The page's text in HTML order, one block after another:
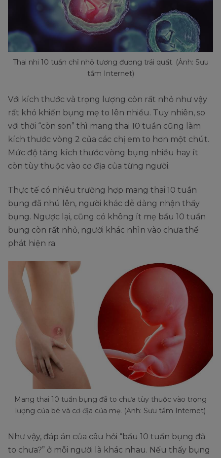
Thai nhi 10 tuần chỉ nhỏ tương đương trái quất. (Ảnh: Sưu
tầm Internet)
Với kích thước và trọng lượng còn rất nhỏ như vậy
rất khó khiến bụng mẹ to lên nhiều. Tuy nhiên, so
với thời “còn son” thì mang thai 10 tuần cũng làm
kích thước vòng 2 của các chị em to hơn một chút.
Mức độ tăng kích thước vòng bụng nhiều hay ít
còn tùy thuộc vào cơ địa của từng người.
Thực tế có nhiều trường hợp mang thai 10 tuần
bụng đã nhú lên, người khác dễ dàng nhận thấy
bụng. Ngược lại, cũng có không ít mẹ bầu 10 tuần
bụng còn rất nhỏ, người khác nhìn vào chưa thể
phát hiện ra.
Mang thai 10 tuần bụng đã to chưa tùy thuộc vào trọng
lượng của bé và cơ địa của mẹ. (Ảnh: Sưu tầm Internet)
Như vậy, đáp án của câu hỏi “bầu 10 tuần bụng đã
to chưa?” ở mỗi người là khác nhau. Nếu thấy bụng